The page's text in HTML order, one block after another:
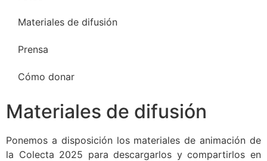
Materiales de difusión
Prensa
Cómo donar
Materiales de difusión
Ponemos a disposición los materiales de animación de
la Colecta 2025 para descargarlos y compartirlos en